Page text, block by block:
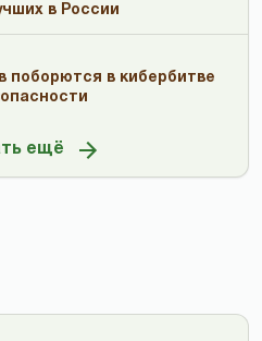
в России
поборются в кибербитве
ещё